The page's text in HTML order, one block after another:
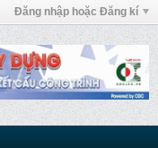
Đăng nhập hoặc Đăng kí